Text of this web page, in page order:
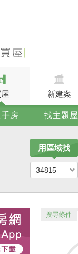
新建案
房 找主題屋
用區域找
34815
搜尋條件